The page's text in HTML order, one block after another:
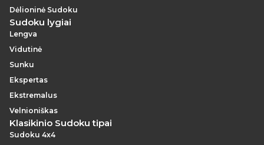
Dėlioninė Sudoku
Sudoku lygiai
Lengva
Vidutinė
Sunku
Ekspertas
Ekstremalus
Velnioniškas
Klasikinio Sudoku tipai
Sudoku 4x4